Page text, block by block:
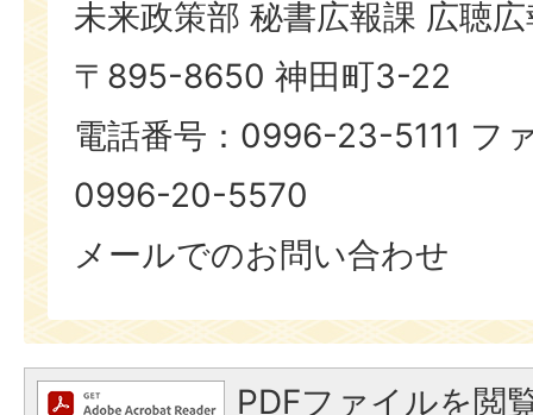
未来政策部 秘書広報課 広聴
〒895-8650 神田町3-22
電話番号：0996-23-5111 フ
0996-20-5570
メールでのお問い合わせ
PDFファイルを閲